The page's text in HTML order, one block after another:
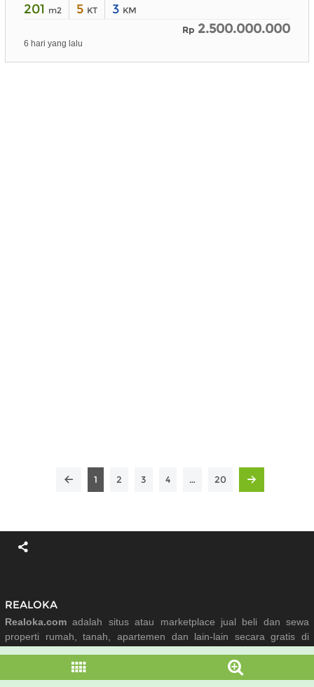
201 m2 5 KT 3 KM
Rp 2.500.000.000
6 hari yang lalu
1 2 3 4 … 20
REALOKA
Realoka.com adalah situs atau marketplace jual beli dan sewa
properti rumah, tanah, apartemen dan lain-lain secara gratis di